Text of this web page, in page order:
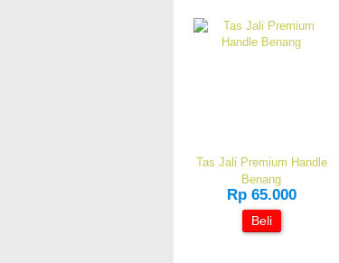
Tas Jali Premium Handle
Benang
Rp 65.000
Beli